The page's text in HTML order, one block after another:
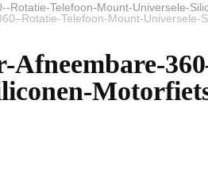
Rotatie-Telefoon-Mount-Universele-
Telefoon-Mount-
Afneembare-